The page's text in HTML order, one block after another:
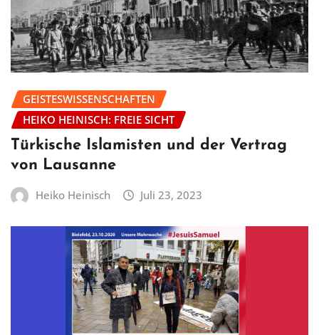
GEISTESWISSENSCHAFTEN
HEIKO HEINISCH: FREIE SICHT
Türkische Islamisten und der Vertrag
von Lausanne
Heiko Heinisch Juli 23, 2023